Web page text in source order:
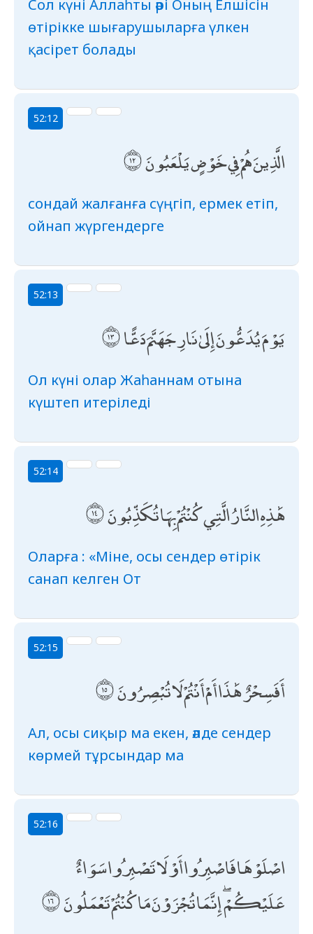
Сол күні Аллаһты әрі Оның Елшісін
өтірікке шығарушыларға үлкен
қасірет болады
52:12
الَّذِينَ هُمْ فِي خَوْضٍ يَلْعَبُونَ
сондай жалғанға сүңгіп, ермек етіп,
ойнап жүргендерге
52:13
يَوْمَ يُدَعُّونَ إِلَىٰ نَارِ جَهَنَّمَ دَعًّا
Ол күні олар Жаһаннам отына
күштеп итеріледі
52:14
هَٰذِهِ النَّارُ الَّتِي كُنْتُمْ بِهَا تُكَذِّبُونَ
Оларға : «Міне, осы сендер өтірік
санап келген От
52:15
أَفَسِحْرٌ هَٰذَا أَمْ أَنْتُمْ لَا تُبْصِرُونَ
Ал, осы сиқыр ма екен, әлде сендер
көрмей тұрсындар ма
52:16
اصْلَوْهَا فَاصْبِرُوا أَوْ لَا تَصْبِرُوا سَوَاءٌ
عَلَيْكُمْ ۖ إِنَّمَا تُجْزَوْنَ مَا كُنْتُمْ تَعْمَلُونَ